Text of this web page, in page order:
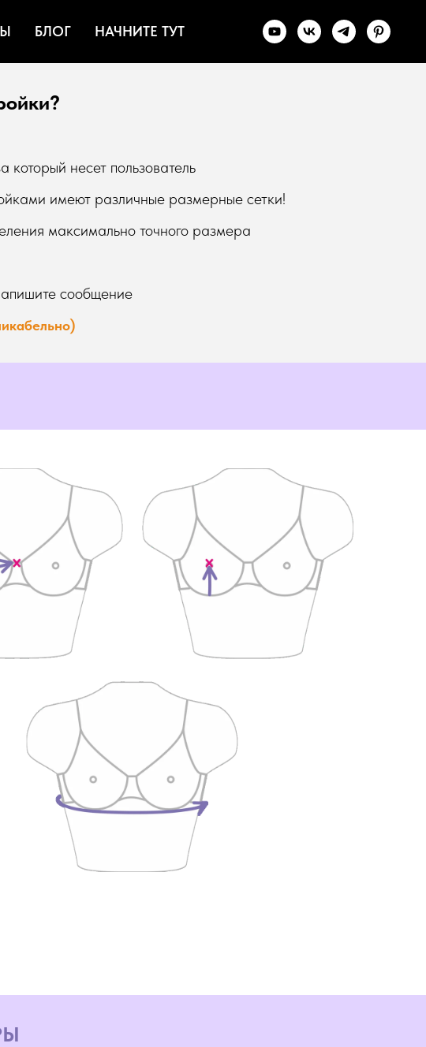
БЛОГ НАЧНИТЕ ТУТ
несет пользователь
имеют различные размерные сетки!
максимально точного размера
сообщение